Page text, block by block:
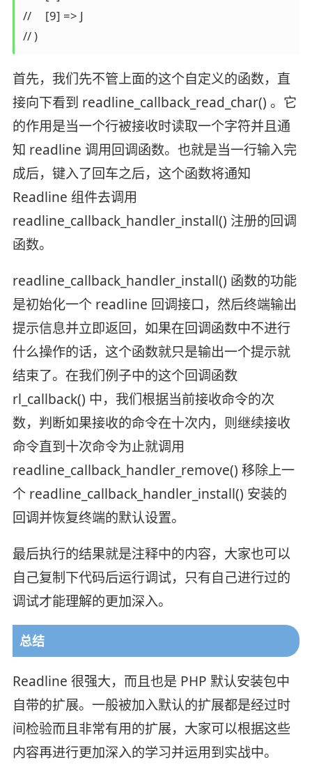
//     [9] => J
// )
首先，我们先不管上面的这个自定义的函数，直
接向下看到 readline_callback_read_char() 。它
的作用是当一个行被接收时读取一个字符并且通
知 readline 调用回调函数。也就是当一行输入完
成后，键入了回车之后，这个函数将通知
Readline 组件去调用
readline_callback_handler_install() 注册的回调
函数。
readline_callback_handler_install() 函数的功能
是初始化一个 readline 回调接口，然后终端输出
提示信息并立即返回，如果在回调函数中不进行
什么操作的话，这个函数就只是输出一个提示就
结束了。在我们例子中的这个回调函数
rl_callback() 中，我们根据当前接收命令的次
数，判断如果接收的命令在十次内，则继续接收
命令直到十次命令为止就调用
readline_callback_handler_remove() 移除上一
个 readline_callback_handler_install() 安装的
回调并恢复终端的默认设置。
最后执行的结果就是注释中的内容，大家也可以
自己复制下代码后运行调试，只有自己进行过的
调试才能理解的更加深入。
总结
Readline 很强大，而且也是 PHP 默认安装包中
自带的扩展。一般被加入默认的扩展都是经过时
间检验而且非常有用的扩展，大家可以根据这些
内容再进行更加深入的学习并运用到实战中。